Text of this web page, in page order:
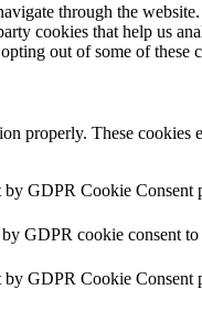
through the
cookies that help us
out of some of
properly. These
by GDPR Cookie Consent
GDPR cookie consent
GDPR Cookie Consent